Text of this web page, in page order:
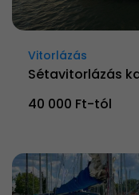
Vitorlázás
Sétavitorlázás
40 000 Ft-tól